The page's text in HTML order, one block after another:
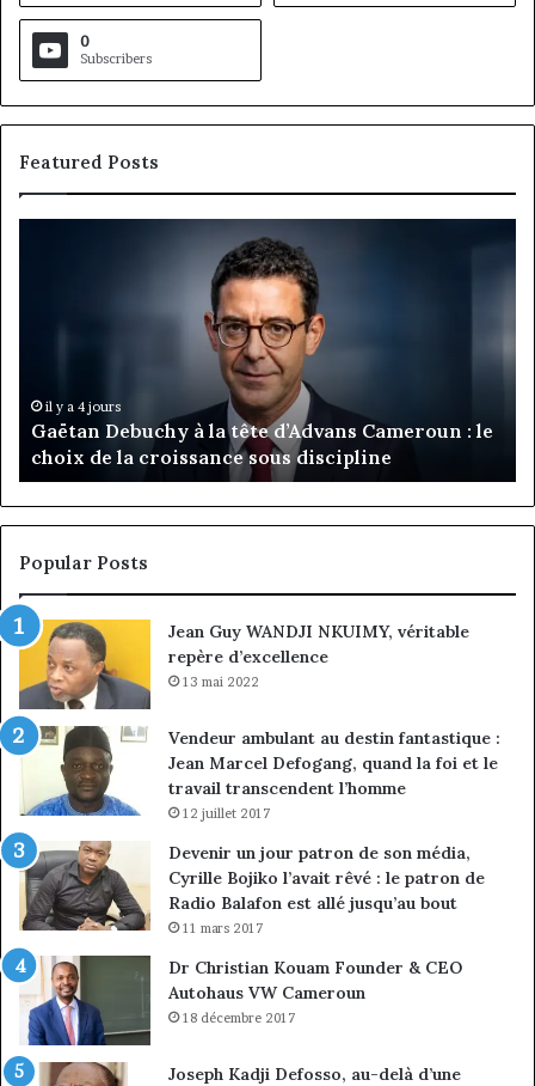
0
Subscribers
Featured Posts
choix
de
la
croissance
sous
il y a 4 jours
Gaëtan Debuchy à la tête d’Advans Cameroun : le
choix de la croissance sous discipline
à
la
Popular Posts
Jean Guy WANDJI NKUIMY, véritable
repère d’excellence
13 mai 2022
Vendeur ambulant au destin fantastique :
Jean Marcel Defogang, quand la foi et le
travail transcendent l’homme
12 juillet 2017
Devenir un jour patron de son média,
Cyrille Bojiko l’avait rêvé : le patron de
Radio Balafon est allé jusqu’au bout
11 mars 2017
Dr Christian Kouam Founder & CEO
Autohaus VW Cameroun
18 décembre 2017
Joseph Kadji Defosso, au-delà d’une